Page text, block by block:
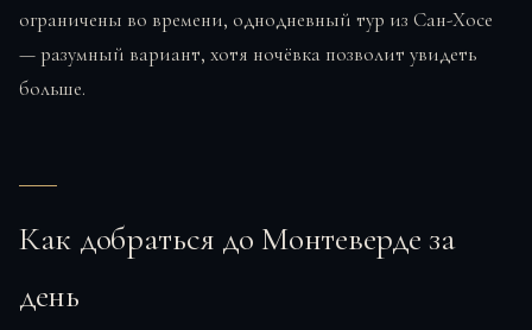
ограничены во времени, однодневный тур из Сан-Хосе
— разумный вариант, хотя ночёвка позволит увидеть
больше.
Как добраться до Монтеверде за
день